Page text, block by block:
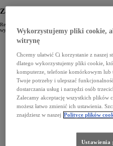
Zalety regenerowanych zaworów
Regeneracja zaworów EGR odbywa się zgodnie z
wyłącznie przez wykwalifikowanych specjalistów.
parametry pracy identyczne z częściami now
roczna gwarancja bez limitów kilometrów.
Wykorzystujemy pliki cookie,
witrynę
Chcemy ułatwić Ci korzystanie z naszej
dlatego wykorzystujemy pliki cookie,
komputerze, telefonie komórkowym lub
Twoje potrzeby i ulepszać
dostarczania usług i narzędzi osób
Zalecamy akceptację wszystkich plików
możesz łatwo zmienić ich ustawienia.
znajdziesz w naszej Polityce plików
Ustawienia